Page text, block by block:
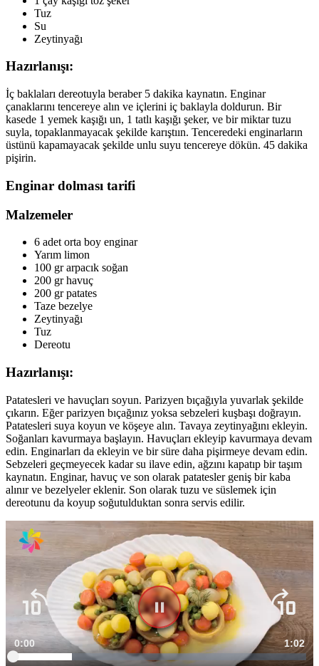
Tuz
Su
Zeytinyağı
Hazırlanışı:
İç baklaları dereotuyla beraber 5 dakika kaynatın. Enginar
çanaklarını tencereye alın ve içlerini iç baklayla doldurun. Bir
kasede 1 yemek kaşığı un, 1 tatlı kaşığı şeker, ve bir miktar tuzu
suyla, topaklanmayacak şekilde karıştıın. Tenceredeki enginarların
üstünü kapamayacak şekilde unlu suyu tencereye dökün. 45 dakika
pişirin.
Enginar dolması tarifi
Malzemeler
6 adet orta boy enginar
Yarım limon
100 gr arpacık soğan
200 gr havuç
200 gr patates
Taze bezelye
Zeytinyağı
Tuz
Dereotu
Hazırlanışı:
Patatesleri ve havuçları soyun. Parizyen bıçağıyla yuvarlak şekilde
çıkarın. Eğer parizyen bıçağınız yoksa sebzeleri kuşbaşı doğrayın.
Patatesleri suya koyun ve köşeye alın. Tavaya zeytinyağını ekleyin.
Soğanları kavurmaya başlayın. Havuçları ekleyip kavurmaya devam
edin. Enginarları da ekleyin ve bir süre daha pişirmeye devam edin.
Sebzeleri geçmeyecek kadar su ilave edin, ağzını kapatıp bir taşım
kaynatın. Enginar, havuç ve son olarak patatesler geniş bir kaba
alınır ve bezelyeler eklenir. Son olarak tuzu ve süslemek için
dereotunu da koyup soğutulduktan sonra servis edilir.
Süre
0:01 Toplam
1:02
Yüklendi: